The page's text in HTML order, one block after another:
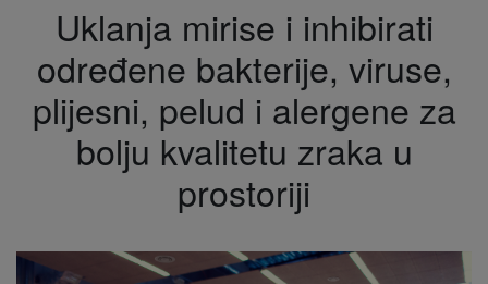
Uklanja mirise i inhibirati
određene bakterije, viruse,
plijesni, pelud i alergene za
bolju kvalitetu zraka u
prostoriji